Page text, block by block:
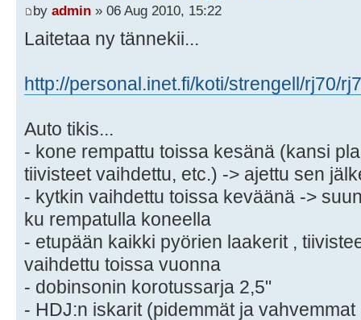
by admin » 06 Aug 2010, 15:22
Laitetaa ny tännekii...
http://personal.inet.fi/koti/strengell/rj70/
Auto tikis...
- kone rempattu toissa kesänä (kansi
tiivisteet vaihdettu, etc.) -> ajettu sen
- kytkin vaihdettu toissa keväänä ->
ku rempatulla koneella
- etupään kaikki pyörien laakerit ,
vaihdettu toissa vuonna
- dobinsonin korotussarja 2,5"
- HDJ:n iskarit (pidemmät ja